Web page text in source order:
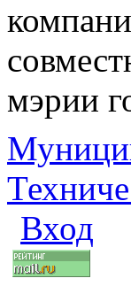
мэрии
Вход